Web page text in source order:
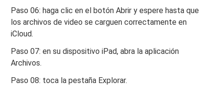
Paso 06: haga clic en el botón Abrir y espere hasta que
los archivos de video se carguen correctamente en
iCloud.
Paso 07: en su dispositivo iPad, abra la aplicación
Archivos.
Paso 08: toca la pestaña Explorar.